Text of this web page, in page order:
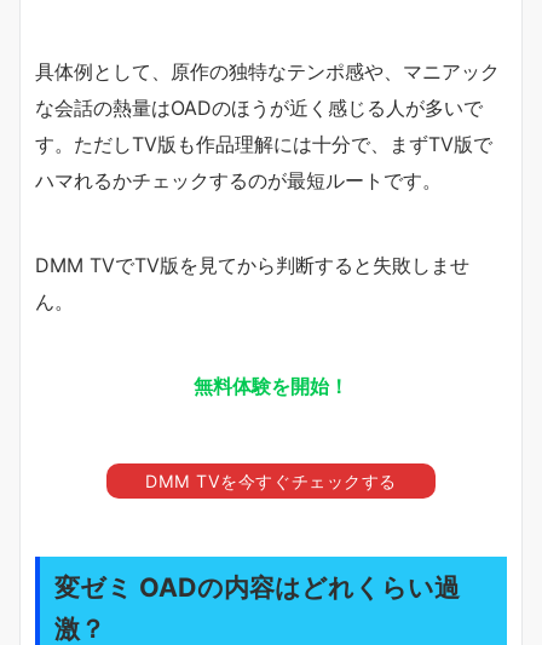
具体例として、原作の独特なテンポ感や、マニアック
な会話の熱量はOADのほうが近く感じる人が多いで
す。ただしTV版も作品理解には十分で、まずTV版で
ハマれるかチェックするのが最短ルートです。
DMM TVでTV版を見てから判断すると失敗しませ
ん。
無料体験を開始！
DMM TVを今すぐチェックする
変ゼミ OADの内容はどれくらい過
激？